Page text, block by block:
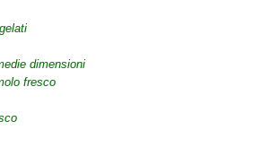
dimensioni
fresco